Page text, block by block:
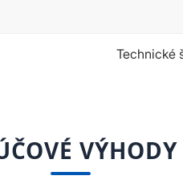
Technické
VÝHODY